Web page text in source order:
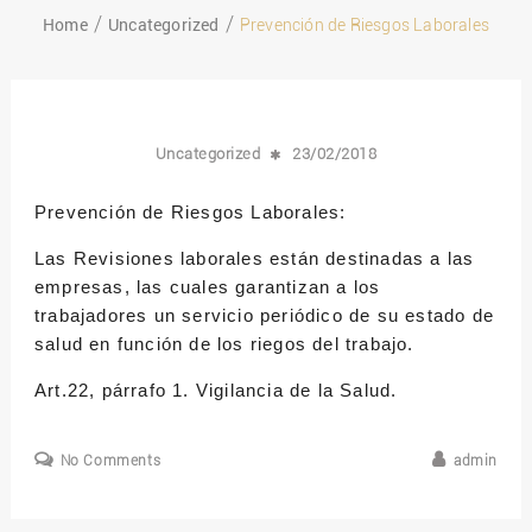
Home Uncategorized Prevención de Riesgos Laborales
Uncategorized 23/02/2018
Prevención de Riesgos Laborales:
Las Revisiones laborales están destinadas a las
empresas, las cuales garantizan a los
trabajadores un servicio periódico de su estado de
salud en función de los riegos del trabajo.
Art.22, párrafo 1. Vigilancia de la Salud.
No Comments admin